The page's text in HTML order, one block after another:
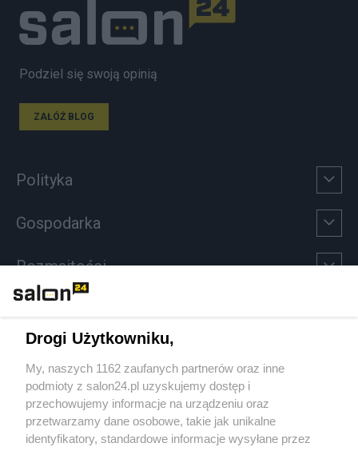
Podziel się swoją opinią
ZAŁÓŻ BLOG
Polityka
Gospodarka
Rozmaitości
Sport
Społeczeństwo
Kultura
Drogi Użytkowniku,
My, naszych 1162 zaufanych partnerów oraz inne
podmioty z salon24.pl uzyskujemy dostęp i
przechowujemy informacje na urządzeniu oraz
przetwarzamy dane osobowe, takie jak unikalne
identyfikatory, standardowe informacje wysyłane przez